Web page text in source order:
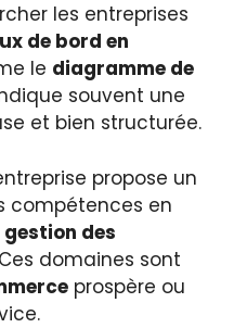
les entreprises
de bord en
le diagramme de
souvent une
et bien structurée.
propose un
compétences en
gestion des
domaines sont
prospère ou